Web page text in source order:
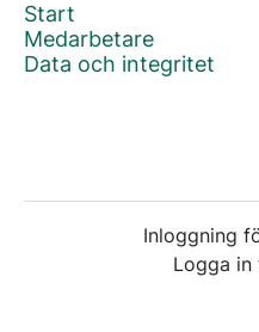
Start
Medarbetare
Data och integritet
Inloggning
Logga in